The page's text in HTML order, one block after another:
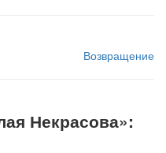
Возвращение
Некрасова»: